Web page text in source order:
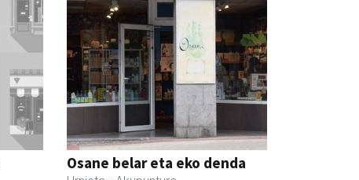
Osane belar eta eko denda